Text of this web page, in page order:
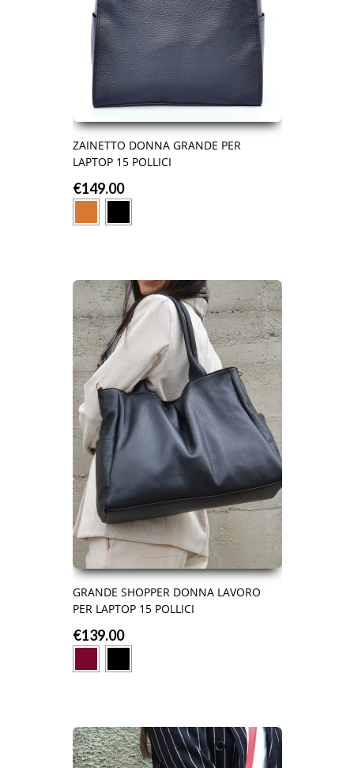
ZAINETTO DONNA GRANDE PER
LAPTOP 15 POLLICI
€149.00
GRANDE SHOPPER DONNA LAVORO
PER LAPTOP 15 POLLICI
€139.00